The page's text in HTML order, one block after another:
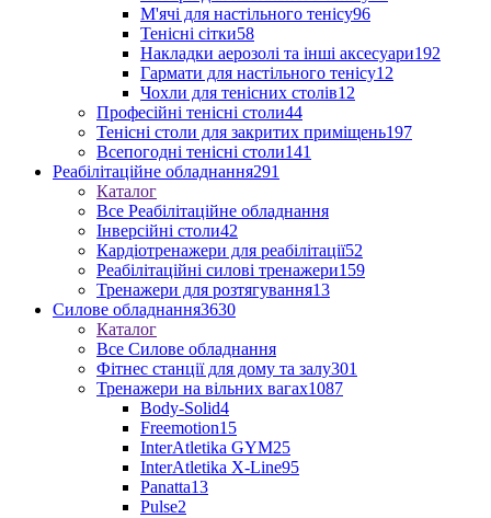
М'ячі для настільного тенісу96
Тенісні сітки58
Накладки аерозолі та інші аксесуари192
Гармати для настільного тенісу12
Чохли для тенісних столів12
Професійні тенісні столи44
Тенісні столи для закритих приміщень197
Всепогодні тенісні столи141
Реабілітаційне обладнання291
Каталог
Все Реабілітаційне обладнання
Інверсійні столи42
Кардіотренажери для реабілітації52
Реабілітаційні силові тренажери159
Тренажери для розтягування13
Силове обладнання3630
Каталог
Все Силове обладнання
Фітнес станції для дому та залу301
Тренажери на вільних вагах1087
Body-Solid4
Freemotion15
InterAtletika GYM25
InterAtletika X-Line95
Panatta13
Pulse2